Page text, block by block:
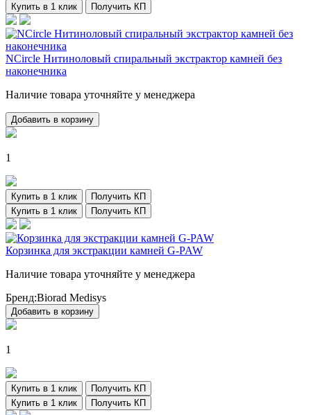
Купить в 1 клик
Получить КП
NCircle Нитиноловый спиральный экстрактор камней без
наконечника
Наличие товара уточняйте у менеджера
Добавить в корзину
1
Купить в 1 клик
Получить КП
Купить в 1 клик
Получить КП
Корзинка для экстракции камней G-PAW
Наличие товара уточняйте у менеджера
Бренд:Biorad Medisys
Добавить в корзину
1
Купить в 1 клик
Получить КП
Купить в 1 клик
Получить КП